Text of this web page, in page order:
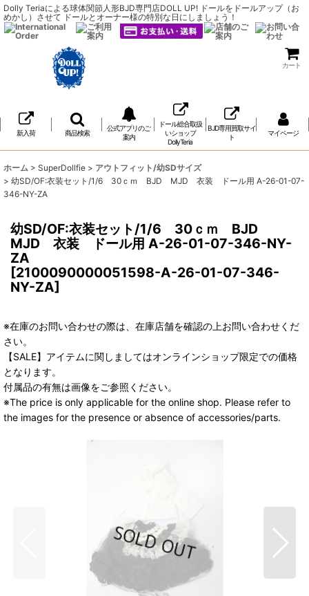
Dolly Teriaによる球体関節人形BJD専門店DOLL UP! ドールをドールアップ（お
めかし）させて ドールとオーナー様の特別な日にしましょう！
カート
新入荷 商品検索
公式アプリのご
案内
ドール総合取扱
いショップ
DollyTeria
BJD専用買取サイ
ト
マイページ
ホーム > SuperDollfie > アウトフィット/幼SDサイズ
> 幼SD/OF:衣装セット/1/6 30ｃｍ BJD MJD 衣装 ドール用 A-26-01-07-
346-NY-ZA
幼SD/OF:衣装セット/1/6 30ｃｍ BJD
MJD 衣装 ドール用 A-26-01-07-346-NY-
ZA
[2100090000051598-A-26-01-07-346-
NY-ZA]
※在庫のお問い合わせの際は、在庫店舗を確認の上お問い合わせくだ
さい。
【SALE】アイテムに関しましてはオンラインショップ限定での価格
となります。
付属品の有無は画像をご参照ください。
※The price is only applicable for the online shop. Please refer to
the images for the presence or absence of accessories/parts.